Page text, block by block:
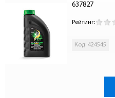
637827
Рейтинг:
Код: 424545